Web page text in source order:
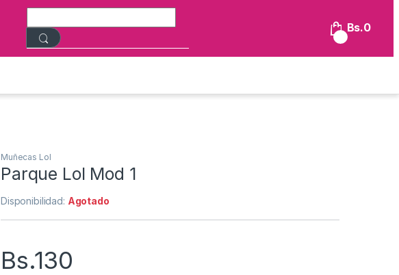
Bs.0
Muñecas Lol
Parque Lol Mod 1
Disponibilidad: Agotado
Bs.130